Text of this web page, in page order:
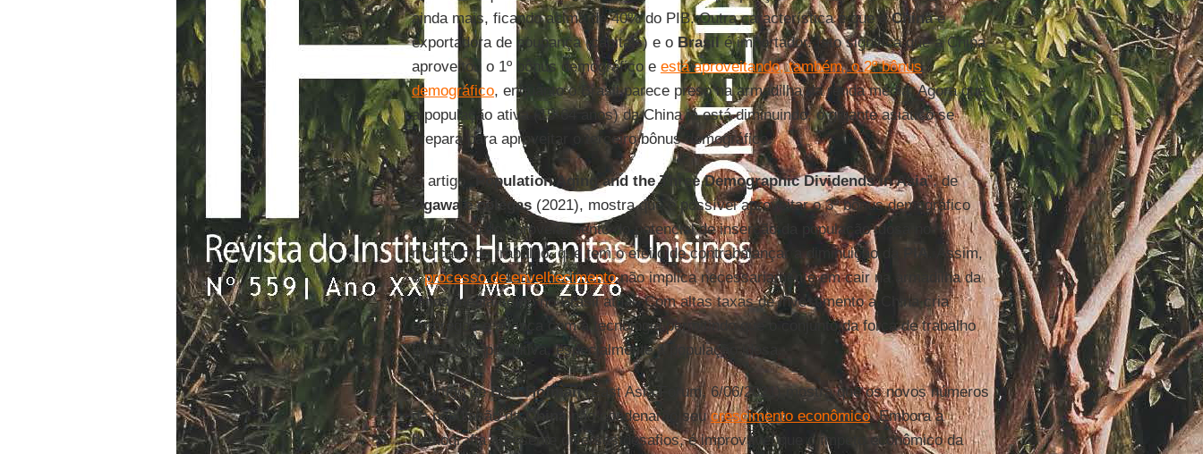
ainda mais, ficando acima de 40% do PIB. Outra característica é que aChinaé
exportadora de poupança (capitais) e o Brasilé importador. Isto significa que a China
aproveitou o 1º bônus demográfico e está aproveitando, também, o 2º bônus
demográfico, enquanto o Brasil parece preso na armadilha da renda média. Agora que
a população ativa (15-64 anos) da China já está diminuindo, o gigante asiático se
prepara para aproveitar o terceiro bônus demográfico.
O artigo “Population Aging and the Three Demographic Dividends in Asia”, de
Ogawa e colegas(2021), mostra que é possível aproveitar o 3º bônus demográfico
em função do aproveitamento do potencial de inserção da população idosa no
mercado de trabalho, que tem o efeito de contrabalançar a diminuição da
. Assim,
oprocesso de envelhecimentonão implica necessariamente em cair na armadilha da
renda média como no Brasil atual. Com altas taxas de investimento a China cria
empregos e avança com a tecnologia permitindo que o conjunto da força de trabalho
fique mais produtiva, especialmente a população idosa.
O artigo deBert Hofman(East Asia Forum, 6/06/2021) mostra que os novos números
da população daChinanão condenarão seucrescimento econômico. Embora a
demografia apresente diversos desafios, é improvável que o ímpeto econômico da